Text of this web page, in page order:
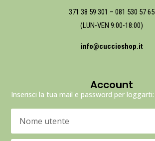
371 38 59 301 – 081 530 57 65
(LUN-VEN 9:00-18:00)
info@cuccioshop.it
Account
Inserisci la tua mail e password per loggarti: